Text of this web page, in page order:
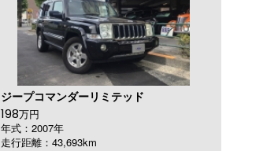
ジープコマンダーリミテッド
198万円
年式：2007年
走行距離：43,693km